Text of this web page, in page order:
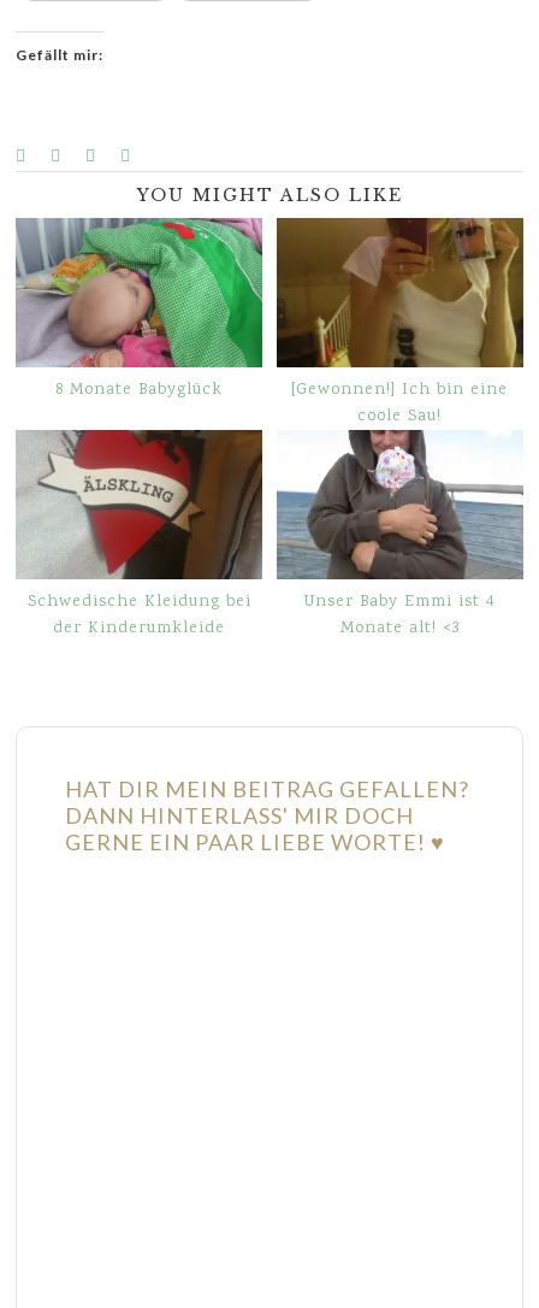
Gefällt mir:
YOU MIGHT ALSO LIKE
8 Monate Babyglück
[Gewonnen!] Ich bin eine
coole Sau!
Schwedische Kleidung bei
der Kinderumkleide
Unser Baby Emmi ist 4
Monate alt! <3
HAT DIR MEIN BEITRAG GEFALLEN?
DANN HINTERLASS' MIR DOCH
GERNE EIN PAAR LIEBE WORTE! ♥